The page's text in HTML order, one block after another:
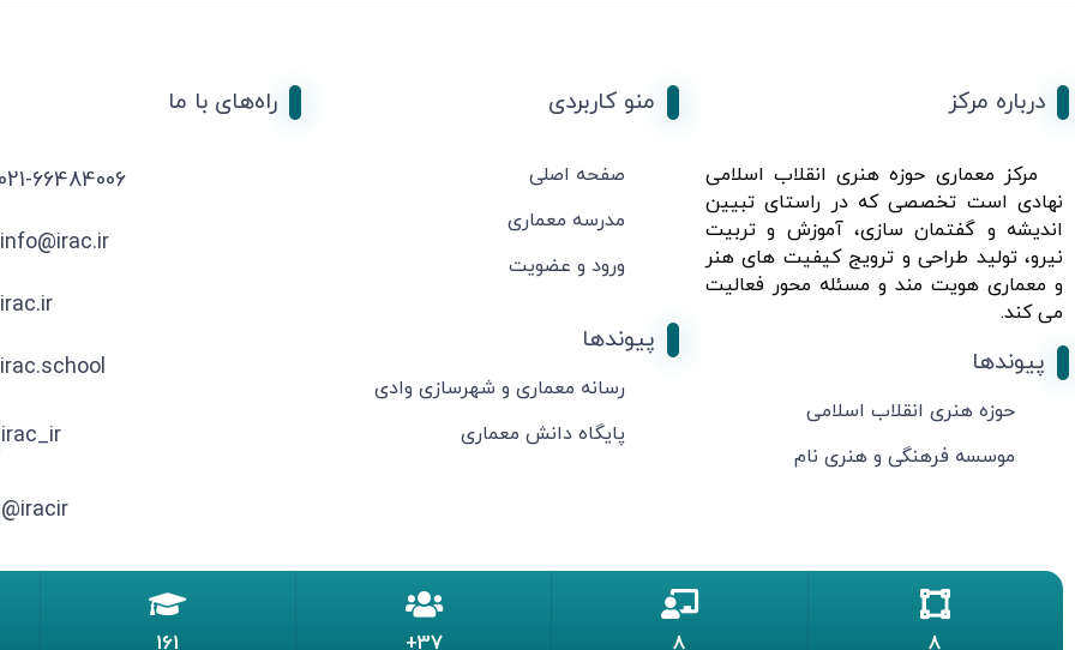
درباره مرکز
مرکز معماری حوزه هنری انقلاب اسلامی
نهادی است تخصصی که در راستای تبیین
اندیشه و گفتمان سازی، آموزش و تربیت
نیرو، تولید طراحی و ترویج کیفیت های هنر
و معماری هویت مند و مسئله محور فعالیت
می کند.
پیوندها
حوزه هنری انقلاب اسلامی
موسسه فرهنگی و هنری نام
منو کاربردی
صفحه اصلی
مدرسه معماری
ورود و عضویت
پیوندها
رسانه معماری و شهرسازی وادی
پایگاه دانش معماری
راه‌های با ما
66484006
info@irac.ir
irac.ir
irac.school
irac_ir
iracir@
8
8
37+
161